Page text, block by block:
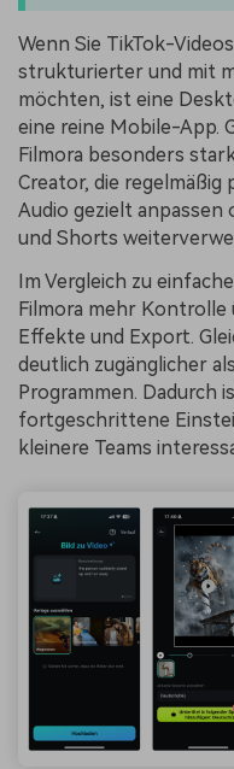
Wenn Sie TikTok-
strukturierter und mit
möchten, ist eine
eine reine Mobile-App.
Filmora besonders
Creator, die
Audio gezielt anpassen
und Shorts
Im Vergleich zu
Filmora mehr Kontrolle
Effekte und Export.
deutlich zugänglicher
Programmen. Dadurch
fortgeschrittene
kleinere Teams